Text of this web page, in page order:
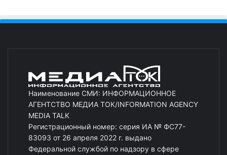
Наименование СМИ: ИНФОРМАЦИОННОЕ
АГЕНТСТВО МЕДИА ТОК/INFORMATION AGENCY
MEDIA TALK
Регистрационный номер: серия ИА № ФС77-
83093 от 26 апреля 2022 г. выдано
Федеральной службой по надзору в сфере